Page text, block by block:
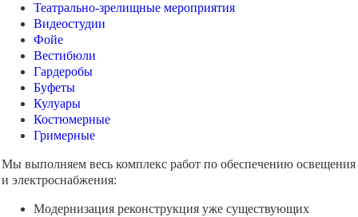
Театрально-зрелищные мероприятия
Видеостудии
Фойе
Вестибюли
Гардеробы
Буфеты
Кулуары
Костюмерные
Гримерные
Мы выполняем весь комплекс работ по обеспечению освещения
и электроснабжения:
Модернизация реконструкция уже существующих